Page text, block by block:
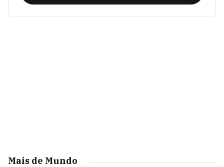
Mais de Mundo